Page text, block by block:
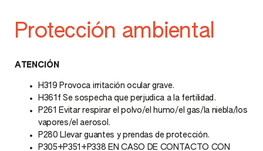
Protección ambiental
ATENCIÓN
H319 Provoca irritación ocular grave.
H361f Se sospecha que perjudica a la fertilidad.
P261 Evitar respirar el polvo/el humo/el gas/la niebla/los
vapores/el aerosol.
P280 Llevar guantes y prendas de protección.
P305+P351+P338 EN CASO DE CONTACTO CON